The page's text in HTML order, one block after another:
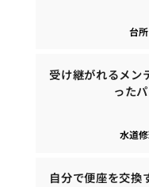
台所
受け継がれるメン
った
水道
自分で便座を交換